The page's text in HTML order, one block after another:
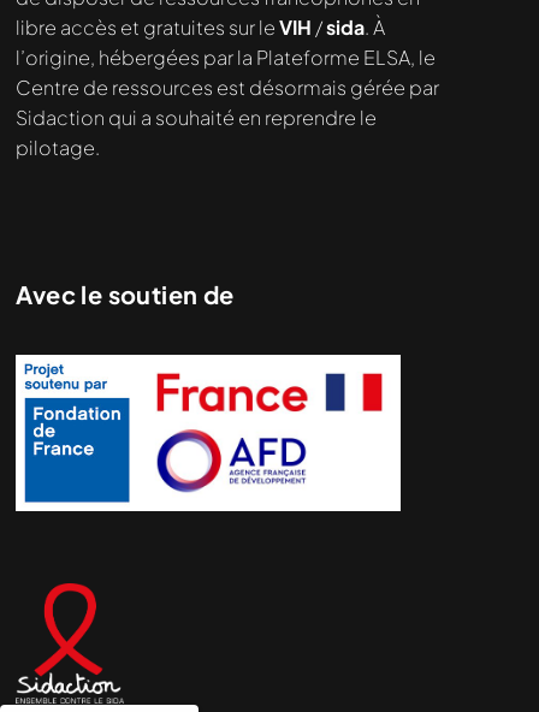
libre accès et gratuites sur leVIH /sida. À
l’origine, hébergées par la Plateforme ELSA, le
Centre de ressources est désormais gérée par
Sidaction qui a souhaité en reprendre le
pilotage.
Avec le soutien de